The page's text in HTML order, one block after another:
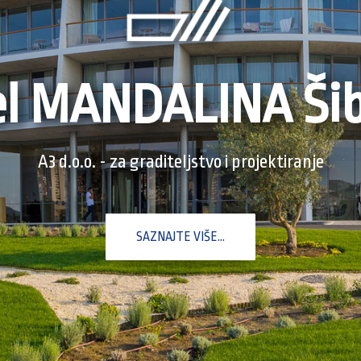
MANDALINA
A3 d.o.o. - za graditeljstvo i projektiranje
SAZNAJTE VIŠE...